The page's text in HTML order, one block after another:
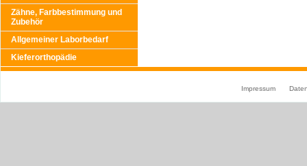
Zähne, Farbbestimmung und
Zubehör
Allgemeiner Laborbedarf
Kieferorthopädie
Impressum